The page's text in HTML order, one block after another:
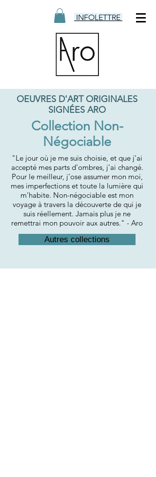
INFOLETTRE
OEUVRES D'ART ORIGINALES
SIGNÉES ARO
Collection Non-
Négociable
"Le jour où je me suis choisie, et que j’ai
accepté mes parts d’ombres, j’ai changé.
Pour le meilleur, j’ose assumer mon moi,
mes imperfections et toute la lumière qui
m’habite. Non-négociable est mon
voyage à travers la découverte de qui je
suis réellement. Jamais plus je ne
remettrai mon pouvoir aux autres." - Aro
Autres collections